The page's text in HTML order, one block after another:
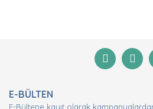
Yorum Yaz
Görüş ve önerileriniz için teşekkür
Ürün açıklamasında eksik bilgiler
E-BÜLTEN
E-Bültene kayıt olarak